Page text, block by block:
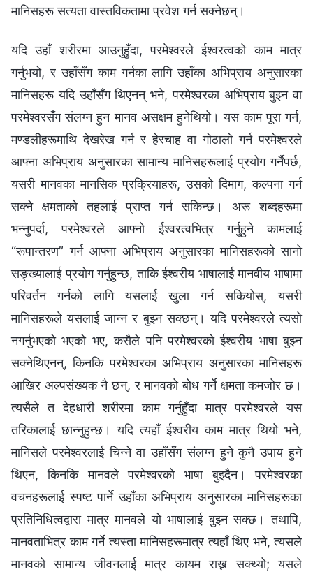
मानिसहरू सत्यता वास्तविकतामा प्रवेश गर्न सक्नेछन्।
यदि उहाँ शरीरमा आउनुहुँदा, परमेश्‍वरले ईश्‍वरत्वको काम मात्र
गर्नुभयो, र उहाँसँग काम गर्नका लागि उहाँका अभिप्राय अनुसारका
मानिसहरू यदि उहाँसँग थिएनन् भने, परमेश्‍वरका अभिप्राय बुझ्न वा
परमेश्‍वरसँग संलग्न हुन मानव असक्षम हुनेथियो। यस काम पूरा गर्न,
मण्डलीहरूमाथि देखरेख गर्न र हेरचाह वा गोठालो गर्न परमेश्‍वरले
आफ्ना अभिप्राय अनुसारका सामान्य मानिसहरूलाई प्रयोग गर्नैपर्छ,
यसरी मानवका मानसिक प्रक्रियाहरू, उसको दिमाग, कल्पना गर्न
सक्ने क्षमताको तहलाई प्राप्त गर्न सकिन्छ। अरू शब्दहरूमा
भन्नुपर्दा, परमेश्‍वरले आफ्नो ईश्‍वरत्वभित्र गर्नुहुने कामलाई
“रूपान्तरण” गर्न आफ्ना अभिप्राय अनुसारका मानिसहरूको सानो
सङ्ख्यालाई प्रयोग गर्नुहुन्छ, ताकि ईश्‍वरीय भाषालाई मानवीय भाषामा
परिवर्तन गर्नको लागि यसलाई खुला गर्न सकियोस्, यसरी
मानिसहरूले यसलाई जान्न र बुझ्न सक्छन्। यदि परमेश्‍वरले त्यसो
नगर्नुभएको भएको भए, कसैले पनि परमेश्‍वरको ईश्‍वरीय भाषा बुझ्न
सक्नेथिएनन्, किनकि परमेश्‍वरका अभिप्राय अनुसारका मानिसहरू
आखिर अल्पसंख्यक नै छन्, र मानवको बोध गर्ने क्षमता कमजोर छ।
त्यसैले त देहधारी शरीरमा काम गर्नुहुँदा मात्र परमेश्‍वरले यस
तरिकालाई छान्नुहुन्छ। यदि त्यहाँ ईश्‍वरीय काम मात्र थियो भने,
मानिसले परमेश्‍वरलाई चिन्ने वा उहाँसँग संलग्न हुने कुनै उपाय हुने
थिएन, किनकि मानवले परमेश्‍वरको भाषा बुझ्दैन। परमेश्‍वरका
वचनहरूलाई स्पष्ट पार्ने उहाँका अभिप्राय अनुसारका मानिसहरूका
प्रतिनिधित्वद्वारा मात्र मानवले यो भाषालाई बुझ्न सक्छ। तथापि,
मानवताभित्र काम गर्ने त्यस्ता मानिसहरूमात्र त्यहाँ थिए भने, त्यसले
मानवको सामान्य जीवनलाई मात्र कायम राख्न सक्थ्यो; यसले